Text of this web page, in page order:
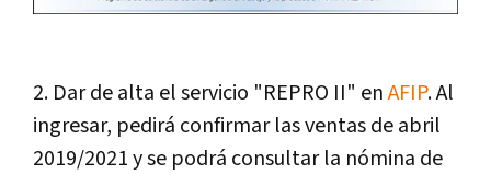
2. Dar de alta el servicio "REPRO II" enAFIP. Al
ingresar, pedirá confirmar las ventas de abril
2019/2021 y se podrá consultar la nómina de